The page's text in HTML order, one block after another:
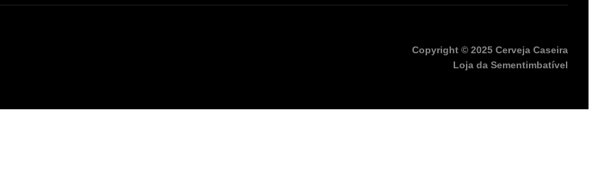
Copyright © 2025 Cerveja Caseira
Loja da Sementimbatível